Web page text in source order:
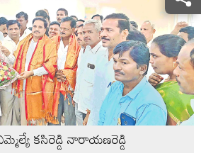
కసిరెడ్డి నారాయణరెడ్డి